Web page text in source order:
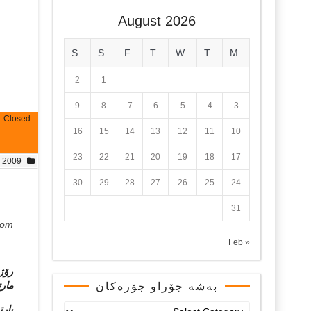
Closed
2009
August 2026
M
T
W
T
F
S
S
1
2
3
4
5
6
7
8
9
10
11
12
13
14
15
16
17
18
19
20
21
22
23
24
25
26
27
28
29
30
31
« Feb
بەشە جۆراو جۆرەکان